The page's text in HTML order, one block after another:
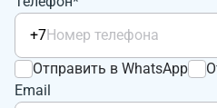
+7
Отправить в WhatsApp
Email